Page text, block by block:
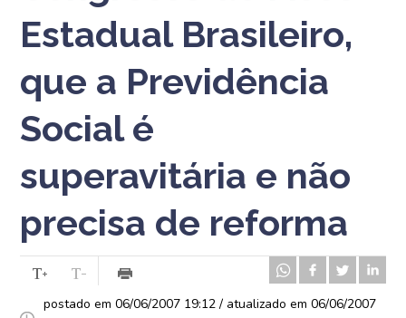
Estadual Brasileiro,
que a Previdência
Social é
superavitária e não
precisa de reforma
postado em 06/06/2007 19:12 / atualizado em 06/06/2007